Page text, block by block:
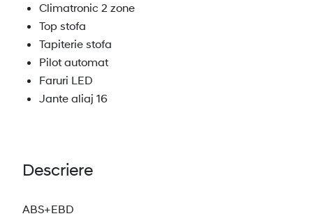
Climatronic 2 zone
Top stofa
Tapiterie stofa
Pilot automat
Faruri LED
Jante aliaj 16
Descriere
ABS+EBD